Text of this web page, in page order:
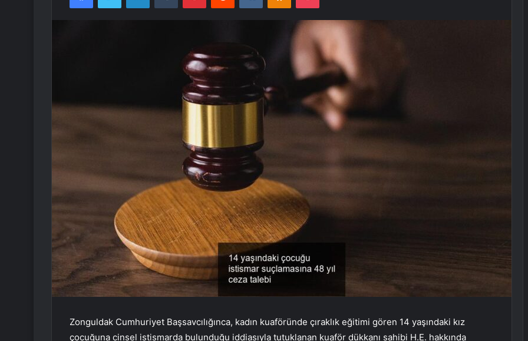
Zonguldak Cumhuriyet Başsavcılığınca, kadın kuaföründe çıraklık eğitimi gören 14 yaşındaki kız
çocuğuna cinsel istismarda bulunduğu iddiasıyla tutuklanan kuaför dükkanı sahibi H.E. hakkında